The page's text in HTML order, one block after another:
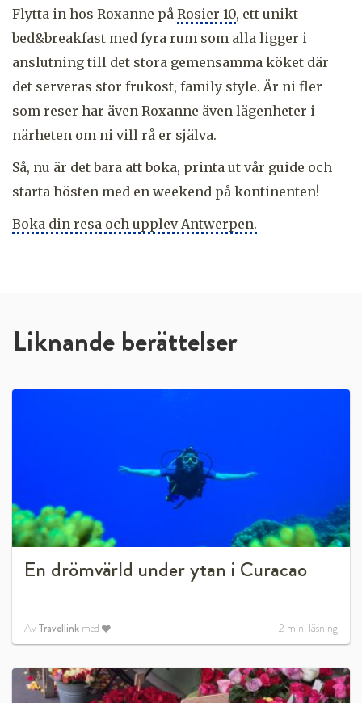
Flytta in hos Roxanne på Rosier 10, ett unikt
bed&breakfast med fyra rum som alla ligger i
anslutning till det stora gemensamma köket där
det serveras stor frukost, family style. Är ni fler
som reser har även Roxanne även lägenheter i
närheten om ni vill rå er själva.
Så, nu är det bara att boka, printa ut vår guide och
starta hösten med en weekend på kontinenten!
Boka din resa och upplev Antwerpen.
Liknande berättelser
En drömvärld under ytan i Curacao
Av Travellink med 2 min. läsning